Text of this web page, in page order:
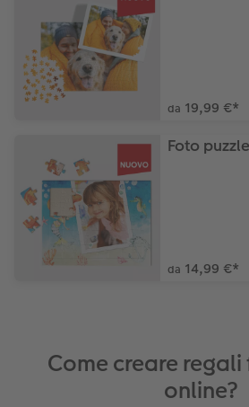
da 19,99 €*
Foto
da 14,99 €*
Come creare
online?